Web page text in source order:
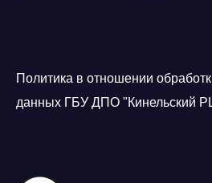
Политика в отношении
данных ГБУ ДПО "Кинельский